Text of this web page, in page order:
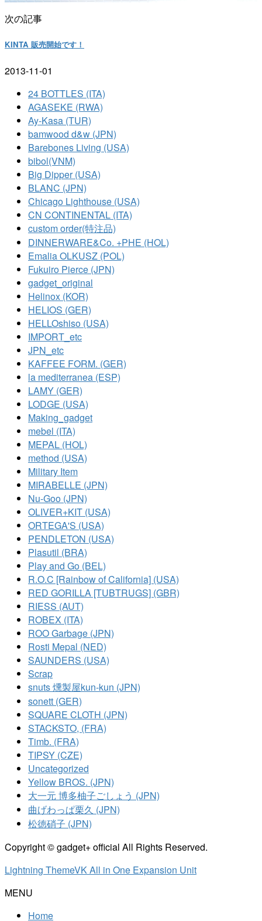
次の記事
KINTA 販売開始です！
2013-11-01
24 BOTTLES (ITA)
AGASEKE (RWA)
Ay-Kasa (TUR)
bamwood d&w (JPN)
Barebones Living (USA)
bibol(VNM)
Big Dipper (USA)
BLANC (JPN)
Chicago Lighthouse (USA)
CN CONTINENTAL (ITA)
custom order(特注品)
DINNERWARE&Co. +PHE (HOL)
Emalia OLKUSZ (POL)
Fukuiro Pierce (JPN)
gadget_original
Helinox (KOR)
HELIOS (GER)
HELLOshiso (USA)
IMPORT_etc
JPN_etc
KAFFEE FORM. (GER)
la mediterranea (ESP)
LAMY (GER)
LODGE (USA)
Making_gadget
mebel (ITA)
MEPAL (HOL)
method (USA)
Military Item
MIRABELLE (JPN)
Nu-Goo (JPN)
OLIVER+KIT (USA)
ORTEGA'S (USA)
PENDLETON (USA)
Plasutil (BRA)
Play and Go (BEL)
R.O.C [Rainbow of California] (USA)
RED GORILLA [TUBTRUGS] (GBR)
RIESS (AUT)
ROBEX (ITA)
ROO Garbage (JPN)
Rosti Mepal (NED)
SAUNDERS (USA)
Scrap
snuts 燻製屋kun-kun (JPN)
sonett (GER)
SQUARE CLOTH (JPN)
STACKSTO, (FRA)
Timb. (FRA)
TIPSY (CZE)
Uncategorized
Yellow BROS. (JPN)
大一元 博多柚子ごしょう (JPN)
曲げわっぱ栗久 (JPN)
松徳硝子 (JPN)
Copyright © gadget+ official All Rights Reserved.
Lightning ThemeVK All in One Expansion Unit
MENU
Home